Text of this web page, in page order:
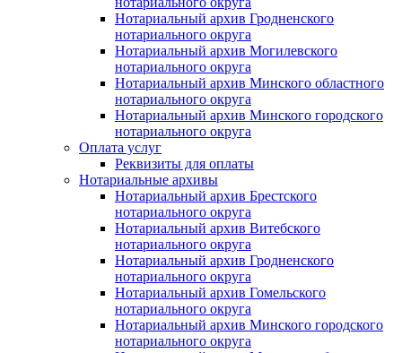
Нотариальный архив Гродненского
нотариального округа
Нотариальный архив Могилевского
нотариального округа
Нотариальный архив Минского областного
нотариального округа
Нотариальный архив Минского городского
нотариального округа
Оплата услуг
Реквизиты для оплаты
Нотариальные архивы
Нотариальный архив Брестского
нотариального округа
Нотариальный архив Витебского
нотариального округа
Нотариальный архив Гродненского
нотариального округа
Нотариальный архив Гомельского
нотариального округа
Нотариальный архив Минского городского
нотариального округа